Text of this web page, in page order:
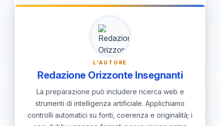
incontri informativi tra genitori e
docenti; documentare le
consultazioni nel fascicolo dell'alunno
e offrire formazione continua agli
insegnanti.
L'AUTORE
Redazione Orizzonte Insegnanti
La preparazione può includere ricerca web e
strumenti di intelligenza artificiale. Applichiamo
controlli automatici su fonti, coerenza e originalità; i